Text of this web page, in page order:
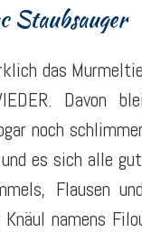
Staubsauger
das
Davon
noch
es sich alle
Flausen
namens